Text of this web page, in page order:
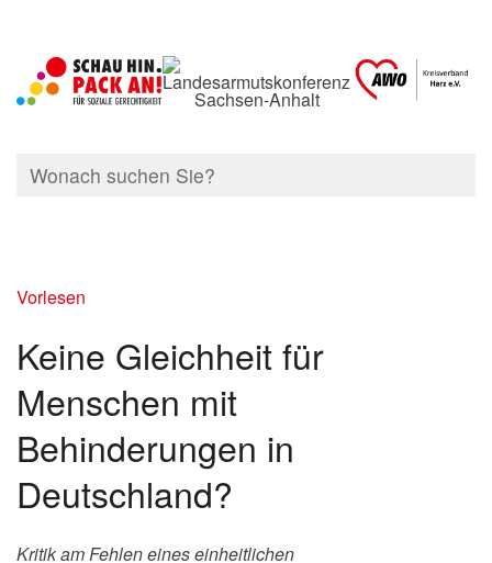
Vorlesen
Keine Gleichheit für
Menschen mit
Behinderungen in
Deutschland?
Kritik am Fehlen eines einheitlichen